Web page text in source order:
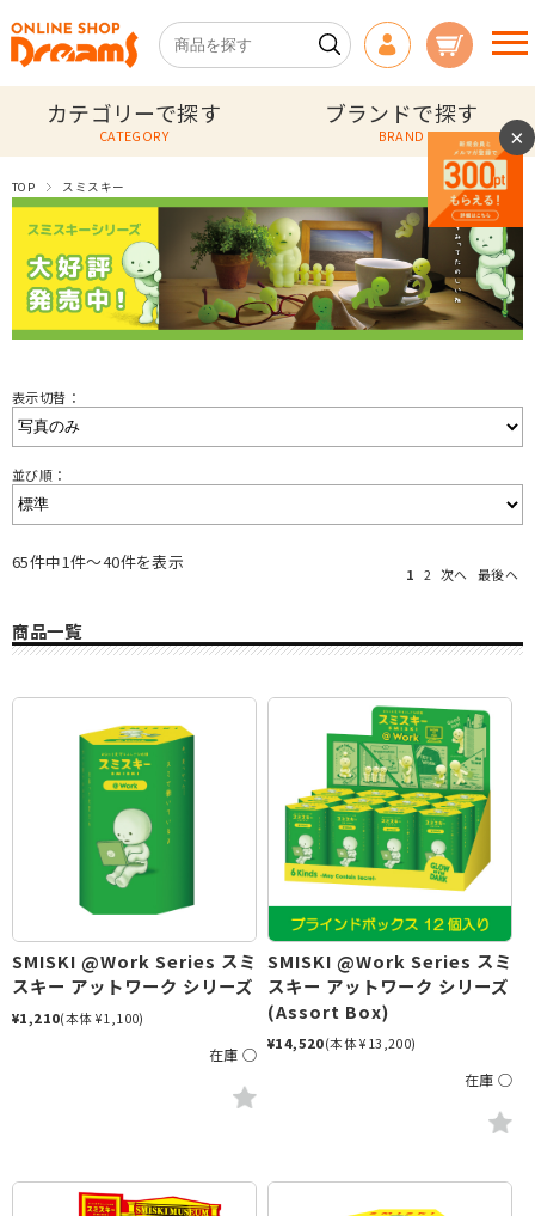
カテゴリーで探す
CATEGORY
ブランドで探す
BRAND
TOP スミスキー
表示切替：
並び順：
65件中1件～40件を表示
1 2 次へ 最後へ
商品一覧
SMISKI @Work Series スミ
スキー アットワーク シリーズ
¥1,210(本体 ¥1,100)
在庫 ○
SMISKI @Work Series スミ
スキー アットワーク シリーズ
(Assort Box)
¥14,520(本体 ¥13,200)
在庫 ○
×